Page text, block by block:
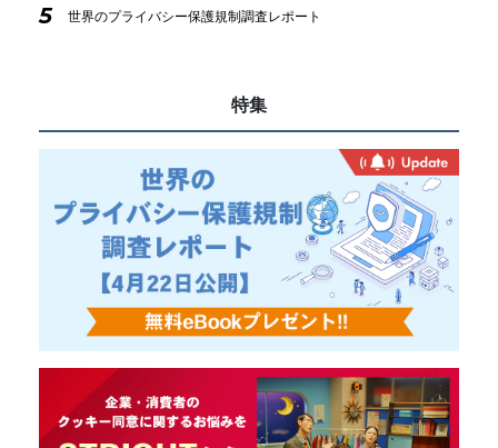
5 世界のプライバシー保護規制調査レポート
特集